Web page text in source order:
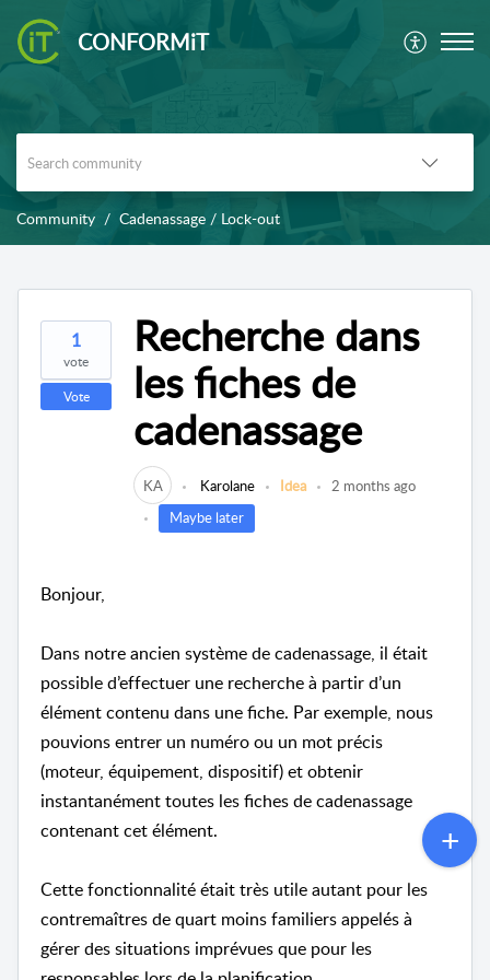
CONFORMiT
Community Cadenassage / Lock-out
1
vote
Vote
Recherche dans
les fiches de
cadenassage
KA Karolane Idea
2 months ago
Maybe later
Bonjour,
Dans notre ancien système de cadenassage, il était
possible d’effectuer une recherche à partir d’un
élément contenu dans une fiche. Par exemple, nous
pouvions entrer un numéro ou un mot précis
(moteur, équipement, dispositif) et obtenir
instantanément toutes les fiches de cadenassage
contenant cet élément.
Cette fonctionnalité était très utile autant pour les
contremaîtres de quart moins familiers appelés à
gérer des situations imprévues que pour les